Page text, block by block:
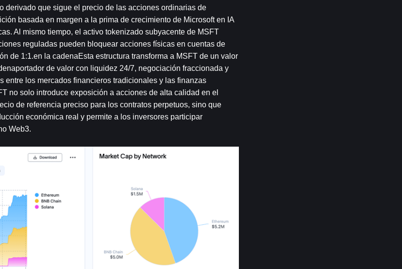
derivado que sigue el precio de las acciones ordinarias de
basada en margen a la prima de crecimiento de Microsoft en IA
Al mismo tiempo, el activo tokenizado subyacente de MSFT
reguladas pueden bloquear acciones físicas en cuentas de
de 1:1.en la cadenaEsta estructura transforma a MSFT de un valor
de valor con liquidez 24/7, negociación fraccionada y
los mercados financieros tradicionales y las finanzas
no solo introduce exposición a acciones de alta calidad en el
de referencia preciso para los contratos perpetuos, sino que
económica real y permite a los inversores participar
Web3.